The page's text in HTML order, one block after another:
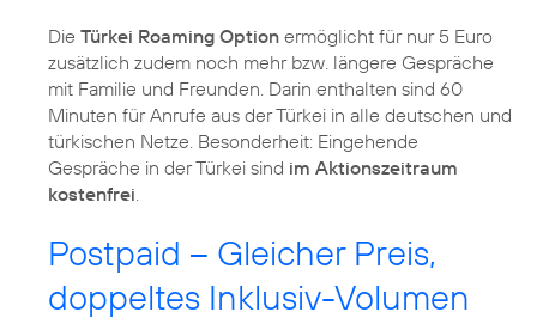
Die Türkei Roaming Option ermöglicht für nur 5 Euro
zusätzlich zudem noch mehr bzw. längere Gespräche
mit Familie und Freunden. Darin enthalten sind 60
Minuten für Anrufe aus der Türkei in alle deutschen und
türkischen Netze. Besonderheit: Eingehende
Gespräche in der Türkei sind im Aktionszeitraum
kostenfrei
Postpaid – Gleicher Preis,
doppeltes Inklusiv-Volumen